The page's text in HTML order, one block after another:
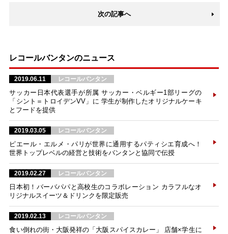
次の記事へ
レコールバンタンのニュース
2019.06.11 レコールバンタン
サッカー日本代表選手が所属 サッカー・ベルギー1部リーグの
「シント＝トロイデンVV」に 学生が制作したオリジナルケーキ
とフードを提供
2019.03.05 レコールバンタン
ピエール・エルメ・パリが世界に通用するパティシエ育成へ！
世界トップレベルの経営と技術をバンタンと協同で伝授
2019.02.27 レコールバンタン
日本初！バーバパパと高校生のコラボレーション カラフルなオ
リジナルスイーツ＆ドリンクを限定販売
2019.02.13 レコールバンタン
食い倒れの街・大阪発祥の「大阪スパイスカレー」 店舗×学生に